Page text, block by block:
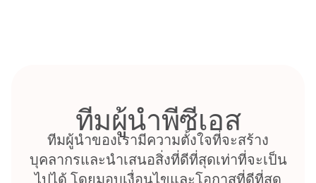
ทีมผู้นำพีซีเอส
ทีมผู้นำของเรามีความตั้งใจที่จะสร้าง
บุคลากรและนำเสนอสิ่งที่ดีที่สุดเท่าที่จะเป็น
ไปได้ โดยมอบเงื่อนไขและโอกาสที่ดีที่สุด